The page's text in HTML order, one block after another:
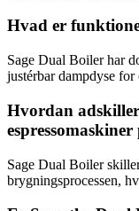
Hvad er
Sage Dual Boiler har
justérbar dampdyse
Hvordan
Sage Dual Boiler
brygningsprocessen,